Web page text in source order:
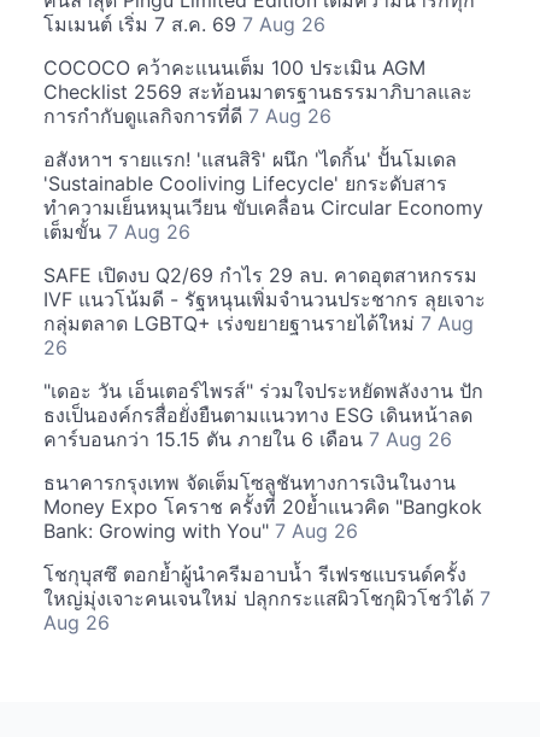
โมเมนต์ เริ่ม 7 ส.ค. 69 7 Aug 26
COCOCO คว้าคะแนนเต็ม 100 ประเมิน AGM
Checklist 2569 สะท้อนมาตรฐานธรรมาภิบาลและ
การกำกับดูแลกิจการที่ดี 7 Aug 26
อสังหาฯ รายแรก! 'แสนสิริ' ผนึก 'ไดกิ้น' ปั้นโมเดล
'Sustainable Cooliving Lifecycle' ยกระดับสาร
ทำความเย็นหมุนเวียน ขับเคลื่อน Circular Economy
เต็มขั้น 7 Aug 26
SAFE เปิดงบ Q2/69 กำไร 29 ลบ. คาดอุตสาหกรรม
IVF แนวโน้มดี - รัฐหนุนเพิ่มจำนวนประชากร ลุยเจาะ
กลุ่มตลาด LGBTQ+ เร่งขยายฐานรายได้ใหม่ 7 Aug
26
"เดอะ วัน เอ็นเตอร์ไพรส์" ร่วมใจประหยัดพลังงาน ปัก
ธงเป็นองค์กรสื่อยั่งยืนตามแนวทาง ESG เดินหน้าลด
คาร์บอนกว่า 15.15 ตัน ภายใน 6 เดือน 7 Aug 26
ธนาคารกรุงเทพ จัดเต็มโซลูชันทางการเงินในงาน
Money Expo โคราช ครั้งที่ 20ย้ำแนวคิด "Bangkok
Bank: Growing with You" 7 Aug 26
โชกุบุสซึ ตอกย้ำผู้นำครีมอาบน้ำ รีเฟรชแบรนด์ครั้ง
ใหญ่มุ่งเจาะคนเจนใหม่ ปลุกกระแสผิวโชกุผิวโชว์ได้ 7
Aug 26